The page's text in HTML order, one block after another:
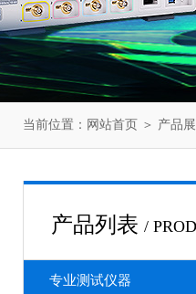
当前位置： 网站首页 ＞ 产品
产品列表 /
专业测试仪器